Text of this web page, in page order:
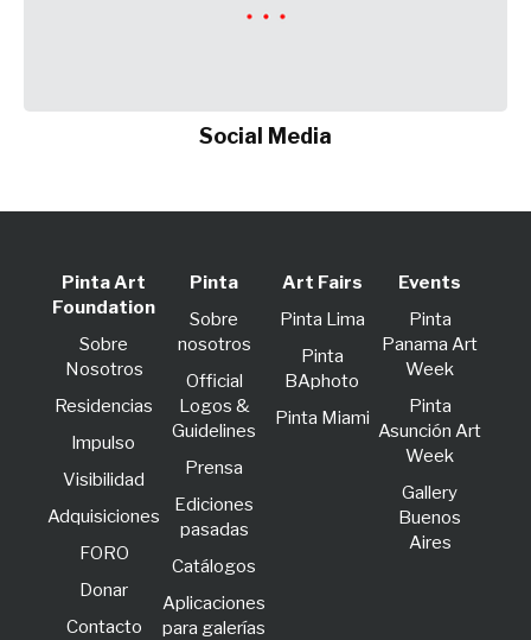
Social Media
Pinta Art
Foundation
Sobre
Nosotros
Residencias
lmpulso
Visibilidad
Adquisiciones
FORO
Donar
Contacto
Pinta
Sobre
nosotros
Official
Logos &
Guidelines
Prensa
Ediciones
pasadas
Catálogos
Aplicaciones
para galerías
Art Fairs
Pinta Lima
Pinta
BAphoto
Pinta Miami
Events
Pinta
Panama Art
Week
Pinta
Asunción Art
Week
Gallery
Buenos
Aires